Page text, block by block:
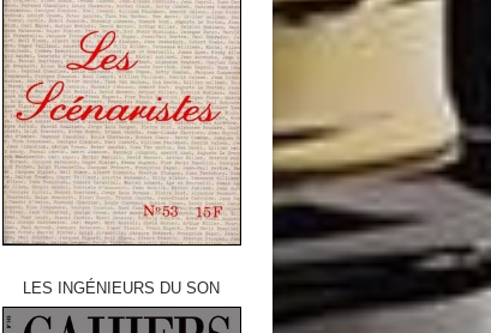
LES INGÉNIEURS DU SON